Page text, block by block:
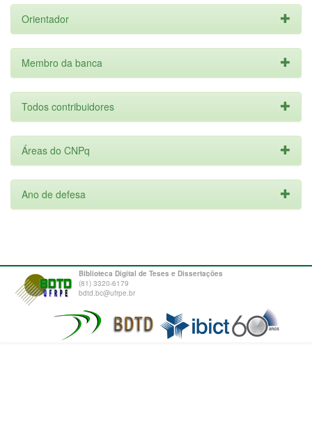
Orientador
Membro da banca
Todos contribuidores
Áreas do CNPq
Ano de defesa
Biblioteca Digital de Teses e Dissertações
(81) 3320-6179
bdtd.bc@ufrpe.br